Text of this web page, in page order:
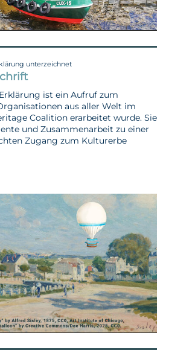
unterzeichnet
ist ein Aufruf zum
aus aller Welt im
Coalition erarbeitet wurde. Sie
und Zusammenarbeit zu einer
Zugang zum Kulturerbe